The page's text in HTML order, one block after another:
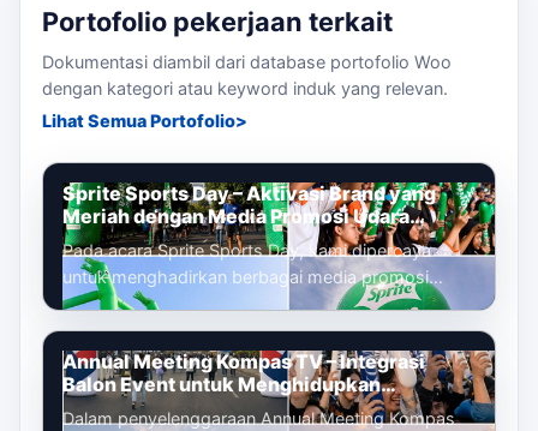
Portofolio pekerjaan terkait
Dokumentasi diambil dari database portofolio Woo
dengan kategori atau keyword induk yang relevan.
Lihat Semua Portofolio
Sprite Sports Day – Aktivasi Brand yang
Meriah dengan Media Promosi Udara
Terintegrasi
Pada acara Sprite Sports Day, kami dipercaya
untuk menghadirkan berbagai media promosi
udara yang dirancang untuk memperkuat ident...
Annual Meeting Kompas TV – Integrasi
Balon Event untuk Menghidupkan
Pengalaman Peserta
Dalam penyelenggaraan Annual Meeting Kompas